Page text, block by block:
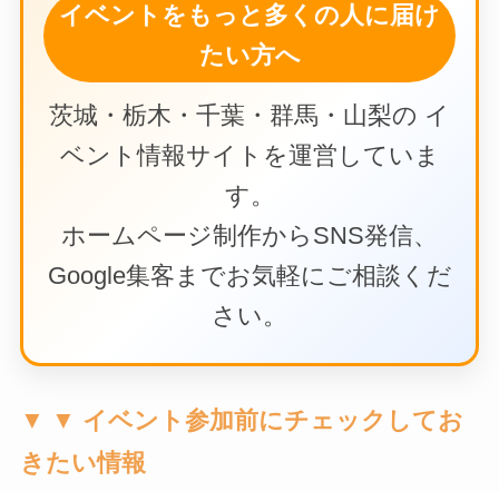
イベントをもっと多くの人に届け
たい方へ
茨城・栃木・千葉・群馬・山梨の イ
ベント情報サイトを運営していま
す。
ホームページ制作からSNS発信、
Google集客までお気軽にご相談くだ
さい。
▼ ▼ イベント参加前にチェックしてお
きたい情報